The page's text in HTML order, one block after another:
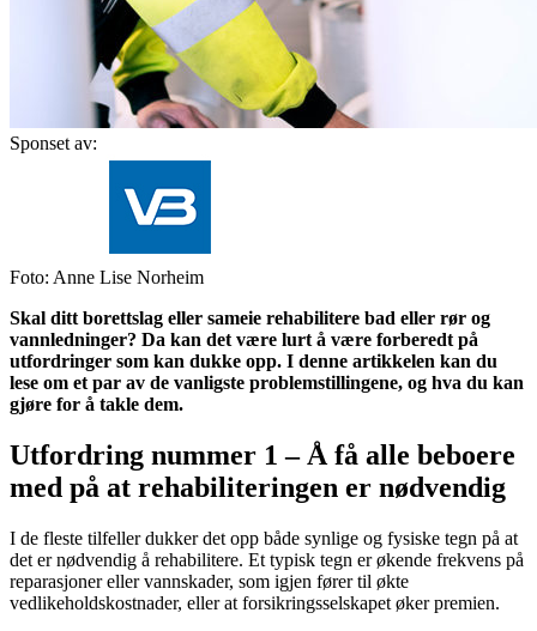
Sponset av:
Foto: Anne Lise Norheim
Skal ditt borettslag eller sameie rehabilitere bad eller rør og
vannledninger? Da kan det være lurt å være forberedt på
utfordringer som kan dukke opp. I denne artikkelen kan du
lese om et par av de vanligste problemstillingene, og hva du kan
gjøre for å takle dem.
Utfordring nummer 1 – Å få alle beboere
med på at rehabiliteringen er nødvendig
I de fleste tilfeller dukker det opp både synlige og fysiske tegn på at
det er nødvendig å rehabilitere. Et typisk tegn er økende frekvens på
reparasjoner eller vannskader, som igjen fører til økte
vedlikeholdskostnader, eller at forsikringsselskapet øker premien.